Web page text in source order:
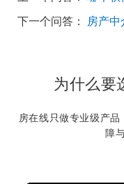
下一个问答：
为什么要
房在线只做专业级产
障